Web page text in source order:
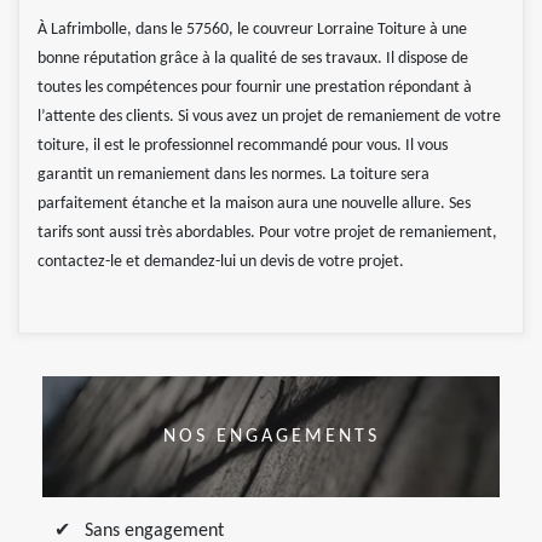
À Lafrimbolle, dans le 57560, le couvreur Lorraine Toiture à une
bonne réputation grâce à la qualité de ses travaux. Il dispose de
toutes les compétences pour fournir une prestation répondant à
l’attente des clients. Si vous avez un projet de remaniement de votre
toiture, il est le professionnel recommandé pour vous. Il vous
garantit un remaniement dans les normes. La toiture sera
parfaitement étanche et la maison aura une nouvelle allure. Ses
tarifs sont aussi très abordables. Pour votre projet de remaniement,
contactez-le et demandez-lui un devis de votre projet.
NOS ENGAGEMENTS
Sans engagement